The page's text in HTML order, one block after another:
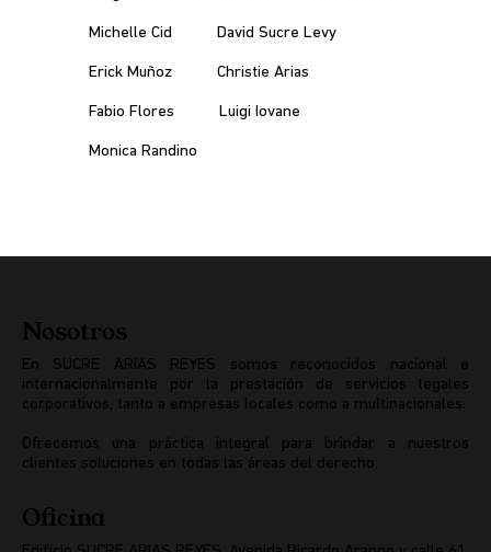
Michelle Cid David Sucre Levy
Erick Muñoz Christie Arias
Fabio Flores Luigi Iovane
Monica Randino
Nosotros
En SUCRE ARIAS REYES somos reconocidos nacional e
internacionalmente por la prestación de servicios legales
corporativos, tanto a empresas locales como a multinacionales.
Ofrecemos una práctica integral para brindar a nuestros
clientes soluciones en todas las áreas del derecho.
Oficina